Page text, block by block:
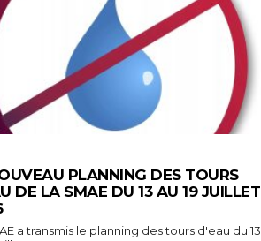
PLANNING DES TOURS
DE LA SMAE DU 13 AU 19 JUILLET
a transmis le planning des tours d'eau du 13